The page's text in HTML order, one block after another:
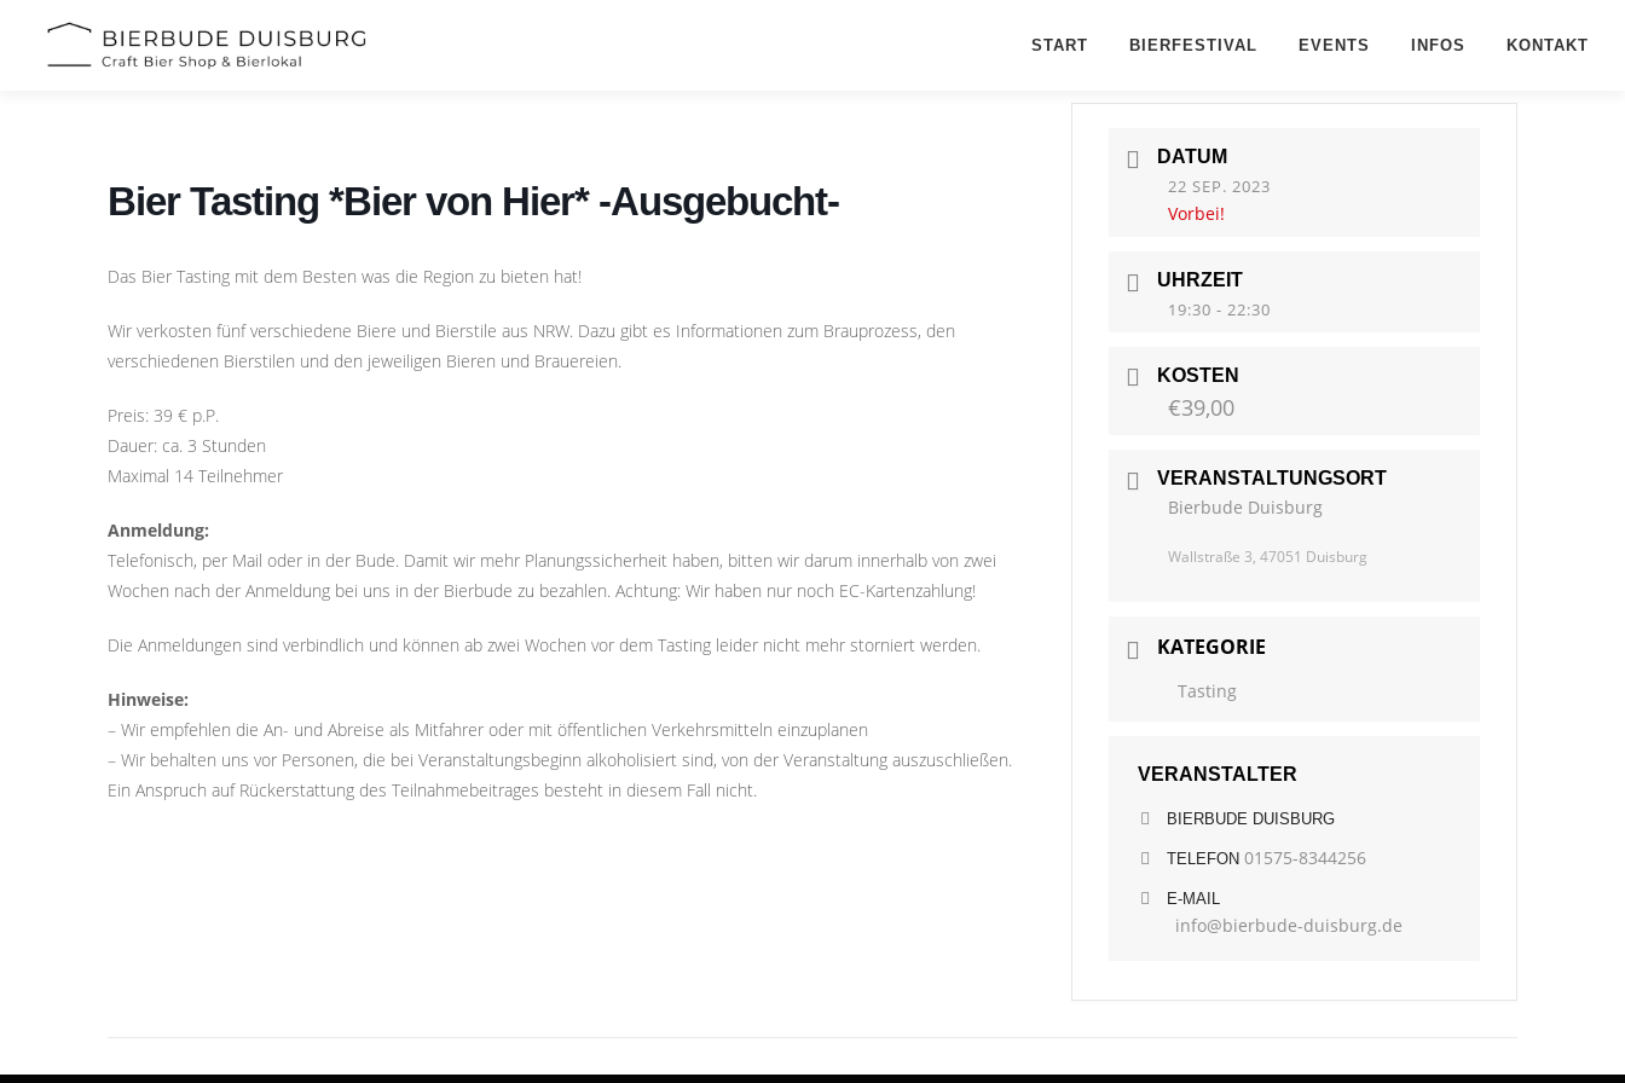
springen
START BIERFESTIVAL EVENTS INFOS KONTAKT
Bier Tasting *Bier von Hier* -Ausgebucht-
Das Bier Tasting mit dem Besten was die Region zu bieten hat!
Wir verkosten fünf verschiedene Biere und Bierstile aus NRW. Dazu gibt es Informationen zum Brauprozess, den
verschiedenen Bierstilen und den jeweiligen Bieren und Brauereien.
Preis: 39 € p.P.
Dauer: ca. 3 Stunden
Maximal 14 Teilnehmer
Anmeldung:
Telefonisch, per Mail oder in der Bude. Damit wir mehr Planungssicherheit haben, bitten wir darum innerhalb von zwei
Wochen nach der Anmeldung bei uns in der Bierbude zu bezahlen. Achtung: Wir haben nur noch EC-Kartenzahlung!
Die Anmeldungen sind verbindlich und können ab zwei Wochen vor dem Tasting leider nicht mehr storniert werden.
Hinweise:
– Wir empfehlen die An- und Abreise als Mitfahrer oder mit öffentlichen Verkehrsmitteln einzuplanen
– Wir behalten uns vor Personen, die bei Veranstaltungsbeginn alkoholisiert sind, von der Veranstaltung auszuschließen.
Ein Anspruch auf Rückerstattung des Teilnahmebeitrages besteht in diesem Fall nicht.
DATUM
22 SEP. 2023
Vorbei!
UHRZEIT
19:30 - 22:30
KOSTEN
€39,00
VERANSTALTUNGSORT
Bierbude Duisburg
Wallstraße 3, 47051 Duisburg
KATEGORIE
Tasting
VERANSTALTER
BIERBUDE DUISBURG
TELEFON 01575-8344256
E-MAIL
info@bierbude-duisburg.de